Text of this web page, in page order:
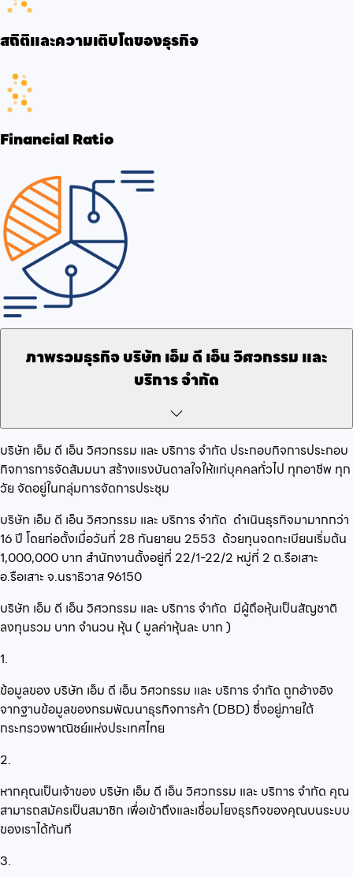
สถิติและความเติบโตของธุรกิจ
Financial Ratio
ภาพรวมธุรกิจบริษัท เอ็ม ดี เอ็น วิศวกรรม และ
บริการ จำกัด
บริษัท เอ็ม ดี เอ็น วิศวกรรม และ บริการ จำกัด ประกอบกิจการประกอบ
กิจการการจัดสัมมนา สร้างแรงบันดาลใจให้แก่บุคคลทั่วไป ทุกอาชีพ ทุก
วัย จัดอยู่ในกลุ่มการจัดการประชุม
บริษัท เอ็ม ดี เอ็น วิศวกรรม และ บริการ จำกัด ดำเนินธุรกิจมามากกว่า
16ปี โดยก่อตั้งเมื่อวันที่ 28 กันยายน 2553 ด้วยทุนจดทะเบียนเริ่มต้น
1,000,000 บาท สำนักงานตั้งอยู่ที่ 22/1-22/2 หมู่ที่ 2 ต.รือเสาะ
อ.รือเสาะ จ.นราธิวาส 96150
บริษัท เอ็ม ดี เอ็น วิศวกรรม และ บริการ จำกัด มีผู้ถือหุ้นเป็นสัญชาติ
ลงทุนรวม บาท จำนวน หุ้น ( มูลค่าหุ้นละ บาท )
1.
ข้อมูลของ บริษัท เอ็ม ดี เอ็น วิศวกรรม และ บริการ จำกัด ถูกอ้างอิง
จากฐานข้อมูลของกรมพัฒนาธุรกิจการค้า (DBD) ซึ่งอยู่ภายใต้
กระทรวงพาณิชย์แห่งประเทศไทย
2.
หากคุณเป็นเจ้าของ บริษัท เอ็ม ดี เอ็น วิศวกรรม และ บริการ จำกัด คุณ
สามารถสมัครเป็นสมาชิก เพื่อเข้าถึงและเชื่อมโยงธุรกิจของคุณบนระบบ
ของเราได้ทันที
3.